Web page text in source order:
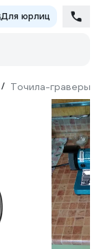
Для юрлиц
/ Точила-граверы